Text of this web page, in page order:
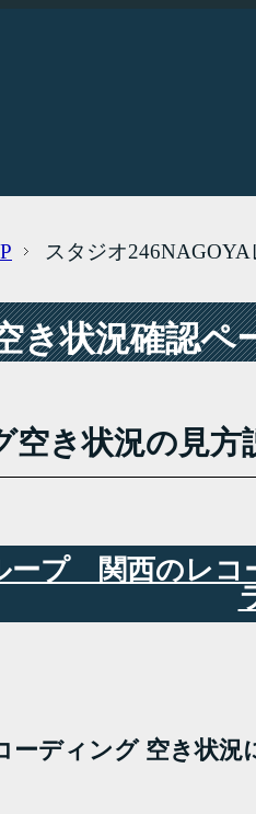
スタジオ
き状況確認ペ
空き状況の見方
ープ 関西のレコ
ーディング 空き状況